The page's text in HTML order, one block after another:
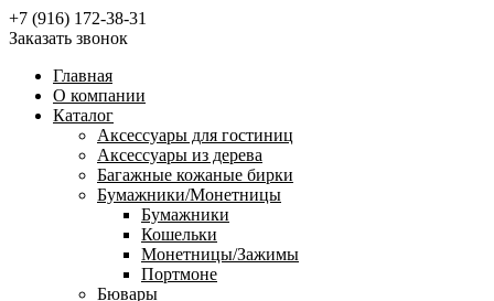
+7 (916) 172-38-31
Заказать звонок
Главная
О компании
Каталог
Аксессуары для гостиниц
Аксессуары из дерева
Багажные кожаные бирки
Бумажники/Монетницы
Бумажники
Кошельки
Монетницы/Зажимы
Портмоне
Бювары